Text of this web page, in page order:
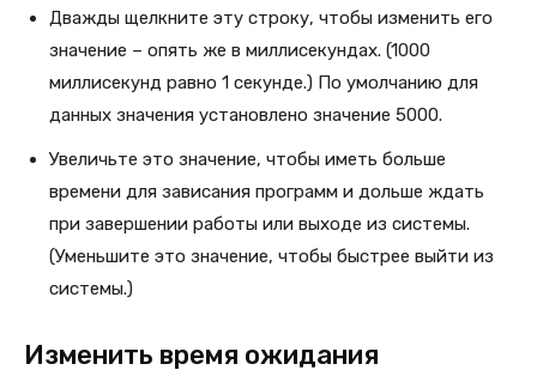
Дважды щелкните эту строку, чтобы изменить его
значение – опять же в миллисекундах. (1000
миллисекунд равно 1 секунде.) По умолчанию для
данных значения установлено значение 5000.
Увеличьте это значение, чтобы иметь больше
времени для зависания программ и дольше ждать
при завершении работы или выходе из системы.
(Уменьшите это значение, чтобы быстрее выйти из
системы.)
Изменить время ожидания